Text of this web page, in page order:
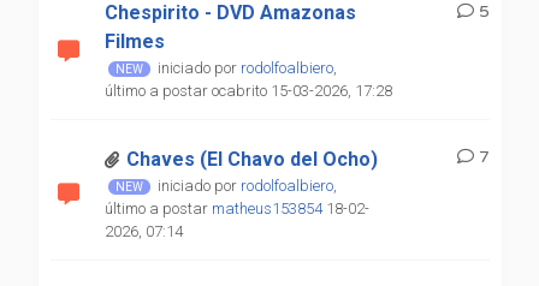
Chespirito - DVD Amazonas
Filmes
iniciado por rodolfoalbiero,
último a postar ocabrito 15-03-2026, 17:28
5
Chaves (El Chavo del Ocho)
iniciado por rodolfoalbiero,
último a postar matheus15385418-02-
2026, 07:14
7